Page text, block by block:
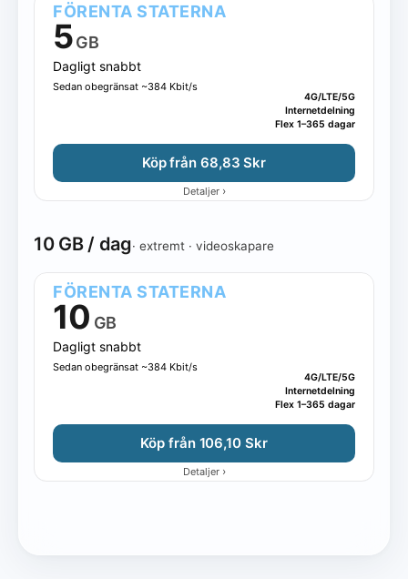
FÖRENTA STATERNA
5GB
Dagligt snabbt
Sedan obegränsat ~384 Kbit/s
4G/LTE/5G
Internetdelning
Flex 1–365 dagar
Köp från 68,83 Skr
Detaljer ›
10 GB / dag· extremt · videoskapare
FÖRENTA STATERNA
10 GB
Dagligt snabbt
Sedan obegränsat ~384 Kbit/s
4G/LTE/5G
Internetdelning
Flex 1–365 dagar
Köp från 106,10 Skr
Detaljer ›